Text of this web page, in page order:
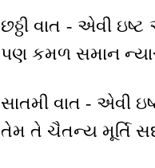
છઠ્ઠી વાત - એવી
પણ કમળ સમાન
સાતમી વાત - એવી
તેમ તે ચૈતન્ય મૂર્તિ